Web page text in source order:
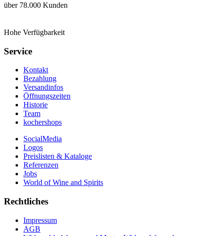
über 78.000 Kunden
Hohe Verfügbarkeit
Service
Kontakt
Bezahlung
Versandinfos
Öffnungszeiten
Historie
Team
kochershops
SocialMedia
Logos
Preislisten & Kataloge
Referenzen
Jobs
World of Wine and Spirits
Rechtliches
Impressum
AGB